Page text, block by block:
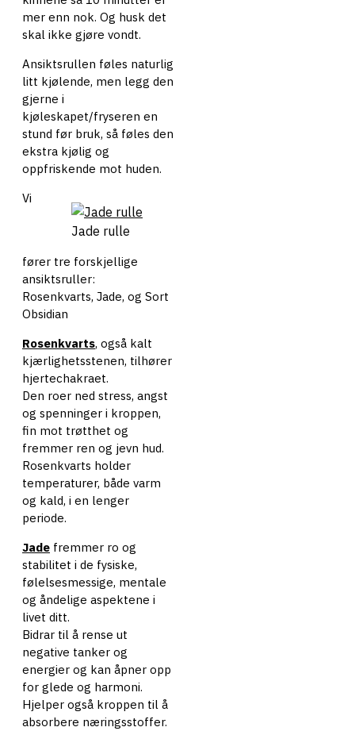
mer enn nok. Og husk det
skal ikke gjøre vondt.
Ansiktsrullen føles naturlig
litt kjølende, men legg den
gjerne i
kjøleskapet/fryseren en
stund før bruk, så føles den
ekstra kjølig og
oppfriskende mot huden.
Jade rulle
Vi
fører tre forskjellige
ansiktsruller:
Rosenkvarts, Jade, og Sort
Obsidian
Rosenkvarts, også kalt
kjærlighetsstenen, tilhører
hjertechakraet.
Den roer ned stress, angst
og spenninger i kroppen,
fin mot trøtthet og
fremmer ren og jevn hud.
Rosenkvarts holder
temperaturer, både varm
og kald, i en lenger
periode.
Jade fremmer ro og
stabilitet i de fysiske,
følelsesmessige, mentale
og åndelige aspektene i
livet ditt.
Bidrar til å rense ut
negative tanker og
energier og kan åpner opp
for glede og harmoni.
Hjelper også kroppen til å
absorbere næringsstoffer.